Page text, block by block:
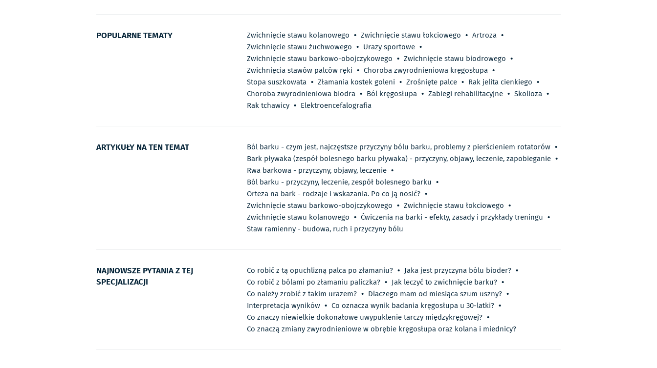
POPULARNE TEMATY Zwichnięcie stawu kolanowego • Zwichnięcie stawu łokciowego • Artroza •
Zwichnięcie stawu żuchwowego • Urazy sportowe •
Zwichnięcie stawu barkowo-obojczykowego • Zwichnięcie stawu biodrowego •
Zwichnięcia stawów palców ręki • Choroba zwyrodnieniowa kręgosłupa •
Stopa suszkowata • Złamania kostek goleni • Zrośnięte palce • Rak jelita cienkiego •
Choroba zwyrodnieniowa biodra • Ból kręgosłupa • Zabiegi rehabilitacyjne • Skolioza •
Rak tchawicy • Elektroencefalografia
ARTYKUŁY NA TEN TEMAT Ból barku - czym jest, najczęstsze przyczyny bólu barku, problemy z pierścieniem rotatorów •
Bark pływaka (zespół bolesnego barku pływaka) - przyczyny, objawy, leczenie, zapobieganie •
Rwa barkowa - przyczyny, objawy, leczenie •
Ból barku - przyczyny, leczenie, zespół bolesnego barku •
Orteza na bark - rodzaje i wskazania. Po co ją nosić? •
Zwichnięcie stawu barkowo-obojczykowego • Zwichnięcie stawu łokciowego •
Zwichnięcie stawu kolanowego • Ćwiczenia na barki - efekty, zasady i przykłady treningu •
Staw ramienny - budowa, ruch i przyczyny bólu
NAJNOWSZE PYTANIA Z TEJ
SPECJALIZACJI
Co robić z tą opuchlizną palca po złamaniu? • Jaka jest przyczyna bólu bioder? •
Co robić z bólami po złamaniu paliczka? • Jak leczyć to zwichnięcie barku? •
Co należy zrobić z takim urazem? • Dlaczego mam od miesiąca szum uszny? •
Interpretacja wyników • Co oznacza wynik badania kręgosłupa u 30-latki? •
Co znaczy niewielkie dokonałowe uwypuklenie tarczy międzykręgowej? •
Co znaczą zmiany zwyrodnieniowe w obrębie kręgosłupa oraz kolana i miednicy?